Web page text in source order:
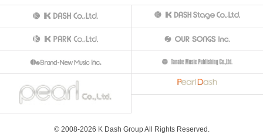
© 2008-2026 K Dash Group All Rights Reserved.